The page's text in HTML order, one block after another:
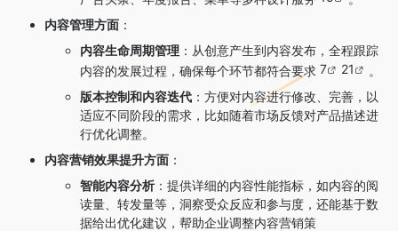
内容管理方面 ：
内容生命周期管理 ：从创意产生到内容发布，全程跟踪
内容的发展过程，确保每个环节都符合要求 7 21
。
版本控制和内容迭代 ：方便对内容进行修改、完善，以
适应不同阶段的需求，比如随着市场反馈对产品描述进
行优化调整。
内容营销效果提升方面 ：
智能内容分析：提供详细的内容性能指标，如内容的阅
读量、转发量等，洞察受众反应和参与度，还能基于数
据给出优化建议，帮助企业调整内容营销策